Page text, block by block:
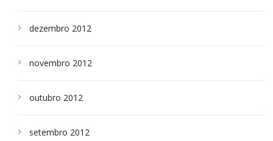
dezembro 2012
novembro 2012
outubro 2012
setembro 2012